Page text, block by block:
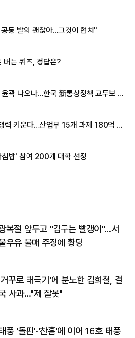
동 발의 괜찮아…그것이 협치"
버는 퀴즈, 정답은?
곽 나오나…한국 新통상정책 교두보 활
력 키운다…산업부 15개 과제 180억 지
침밥' 참여 200개 대학 선정
복절 앞두고 "김구는 빨갱이"…서
우유 불매 주장에 황당
꾸로 태극기'에 분노한 김희철, 결
사과…"제 잘못"
풍 '돌핀'·'찬홈'에 이어 16호 태풍